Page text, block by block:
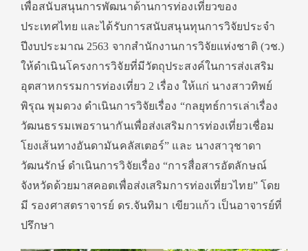
เพื่อสนับสนุนการพัฒนาด้านการท่องเที่ยวของ
ประเทศไทย และได้รับการสนับสนุนทุนการวิจัยประจำ
ปีงบประมาณ 2563 จากสำนักงานการวิจัยแห่งชาติ (วช.)
ให้ดำเนินโครงการวิจัยที่มีวัตถุประสงค์ในการส่งเสริม
อุตสาหกรรมการท่องเที่ยว 2 เรื่อง ให้แก่ นางสาวทิพย์
พิรุณ พุมดวง ดำเนินการวิจัยเรื่อง “กลยุทธ์การเล่าเรื่อง
วัฒนธรรมเพอรานากันเพื่อส่งเสริมการท่องเที่ยวเชื่อม
โยงเส้นทางอันดามันคลัสเตอร์” และ นางสาวุชาดา
วัฒนรักษ์ ดำเนินการวิจัยเรื่อง “การสื่อสารอัตลักษณ์
จังหวัดด้วยมาสคอตเพื่อส่งเสริมการท่องเที่ยวไทย” โดย
มี รองศาสตราจารย์ ดร.จันทิมา เขียวแก้ว เป็นอาจารย์ที่
ปรึกษา